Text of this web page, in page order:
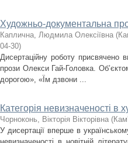
Художньо-документальна
Каплична, Людмила Олексіївна (
04-30)
Дисертаційну роботу присвячено
прози Олекси Гай-Головка.
дорогою», «Їм дзвони ...
Категорія невизначеності в
Чорноконь, Вікторія Вікторівна (
У дисертації вперше в